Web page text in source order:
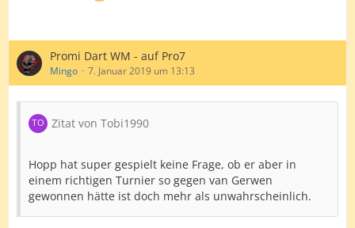
Promi Dart WM - auf Pro7
Mingo 7. Januar 2019 um 13:13
Zitat von Tobi1990
Hopp hat super gespielt keine Frage, ob er aber in
einem richtigen Turnier so gegen van Gerwen
gewonnen hätte ist doch mehr als unwahrscheinlich.